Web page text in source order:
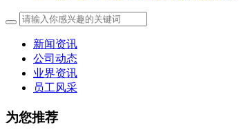
新闻资讯
公司动态
业界资讯
员工风采
为您推荐